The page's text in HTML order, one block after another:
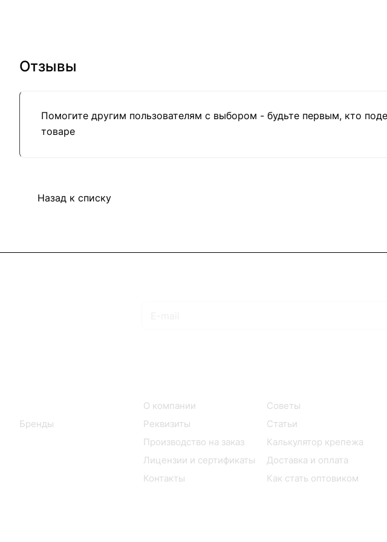
Отзывы
Помогите другим пользователям с выбором - будьте первым, кто
товаре
Назад к списку
Бренды
О компании
Реквизиты
Производство на заказ
Лицензии и сертификаты
Контакты
Советы
Статьи
Калькулятор крепежа
Доставка и оплата
Как стать оптовиком